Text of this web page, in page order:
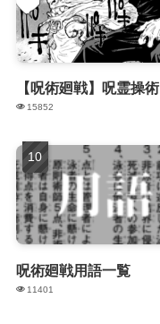
【呪術廻戦】呪霊操術
15852
呪術廻戦用語一覧
11401